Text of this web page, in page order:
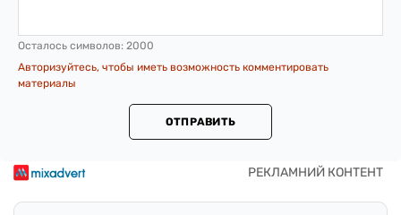
Осталось символов: 2000
Авторизуйтесь, чтобы иметь возможность комментировать
материалы
ОТПРАВИТЬ